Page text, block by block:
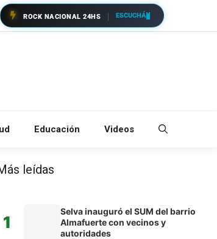
ROCK NACIONAL 24HS ESCUCHÁ
Educación Videos
leídas
1
Selva inauguró el SUM del barrio
Almafuerte con vecinos y
autoridades